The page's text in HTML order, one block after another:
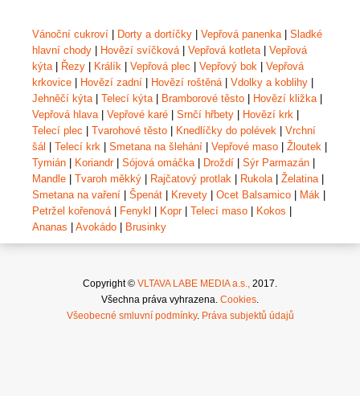
Vánoční cukroví Dorty a dortíčky Vepřová panenka| Sladké
hlavní chody
Hovězí svíčková| Vepřová kotleta| Vepřová
kýta| Řezy Králík Vepřová plec Vepřový bok
Vepřová
krkovice
Hovězí zadní Hovězí roštěná| Vdolky a koblihy
Jehněčí kýta| Telecí kýta| Bramborové těsto Hovězí kližka|
Vepřová hlava| Vepřové karé Srnčí hřbety Hovězí krk
Telecí plec
Tvarohové těsto Knedlíčky do polévek
Vrchní
šál
Telecí krk Smetana na šlehání Vepřové maso Žloutek
Tymián
Koriandr| Sójová omáčka| Droždí Sýr Parmazán
Mandle
Tvaroh měkký Rajčatový protlak Rukola| Želatina|
Smetana na vaření
Špenát Krevety Ocet Balsamico Mák
Petržel kořenová| Fenykl Kopr| Telecí maso Kokos
Ananas
Avokádo Brusinky
Copyright © VLTAVA LABE MEDIA a.s., 2017.
Všechna práva vyhrazena. Cookies.
Všeobecné smluvní podmínky. Práva subjektů údajů